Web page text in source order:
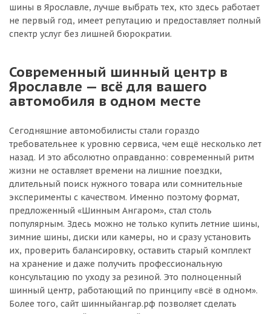
шины в Ярославле, лучше выбрать тех, кто здесь работает
не первый год, имеет репутацию и предоставляет полный
спектр услуг без лишней бюрократии.
Современный шинный центр в
Ярославле — всё для вашего
автомобиля в одном месте
Сегодняшние автомобилисты стали гораздо
требовательнее к уровню сервиса, чем ещё несколько лет
назад. И это абсолютно оправданно: современный ритм
жизни не оставляет времени на лишние поездки,
длительный поиск нужного товара или сомнительные
эксперименты с качеством. Именно поэтому формат,
предложенный «Шинным Ангаром», стал столь
популярным. Здесь можно не только купить летние шины,
зимние шины, диски или камеры, но и сразу установить
их, проверить балансировку, оставить старый комплект
на хранение и даже получить профессиональную
консультацию по уходу за резиной. Это полноценный
шинный центр, работающий по принципу «всё в одном».
Более того, сайт шинныйангар.рф позволяет сделать